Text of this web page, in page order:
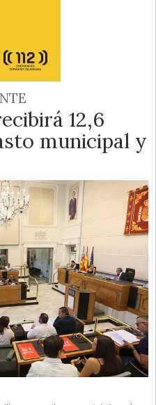
12,6
municipal y